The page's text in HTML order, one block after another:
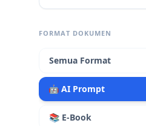
FORMAT DOKUMEN
Semua Format
🤖 AI Prompt
📚 E-Book